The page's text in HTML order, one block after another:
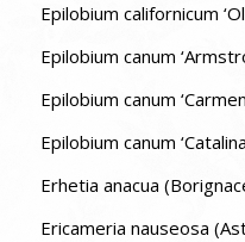
Epilobium californicum
Epilobium canum
Epilobium canum
Epilobium canum
Erhetia anacua
Ericameria nauseosa